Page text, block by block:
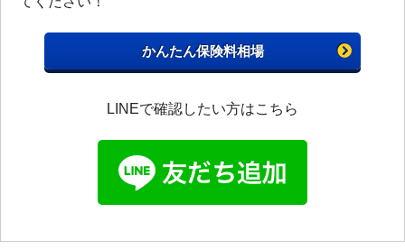
かんたん保険料相場
LINEで確認したい方はこちら